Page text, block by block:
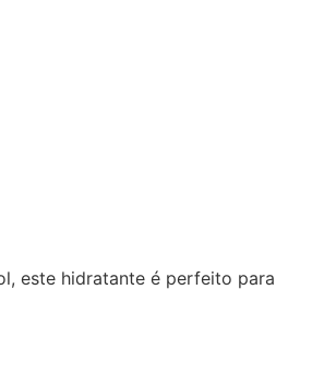
este hidratante é perfeito para